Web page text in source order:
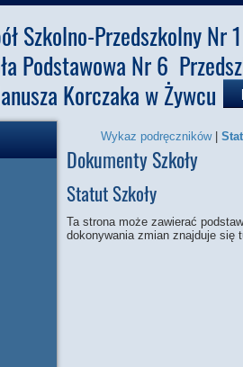
Szkolno-Przedszkolny Nr 1
Podstawowa Nr 6
Korczaka w Żywcu
Wykaz podręczników|
Dokumenty Szkoły
Statut Szkoły
Ta strona może zawierać
dokonywania zmian znajduje się